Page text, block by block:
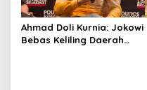
Ahmad Doli Kurnia: Jokowi
Bebas Keliling Daerah